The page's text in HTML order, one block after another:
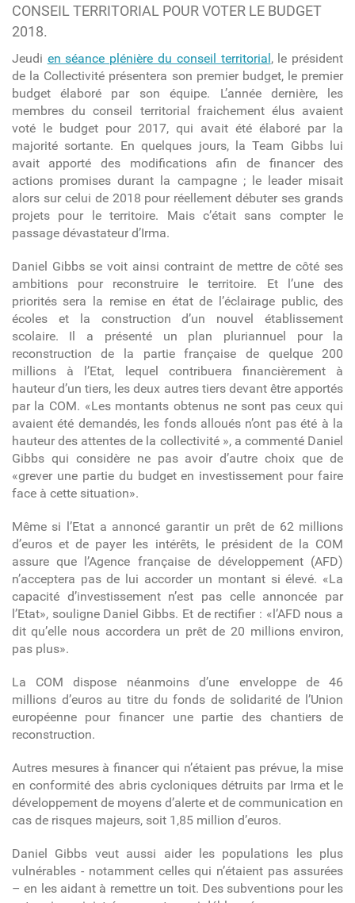
CONSEIL TERRITORIAL POUR VOTER LE BUDGET
2018.
Jeudi en séance plénière du conseil territorial , le président
de la Collectivité présentera son premier budget, le premier
budget élaboré par son équipe. L’année dernière, les
membres du conseil territorial fraichement élus avaient
voté le budget pour 2017, qui avait été élaboré par la
majorité sortante. En quelques jours, la Team Gibbs lui
avait apporté des modifications afin de financer des
actions promises durant la campagne ; le leader misait
alors sur celui de 2018 pour réellement débuter ses grands
projets pour le territoire. Mais c’était sans compter le
passage dévastateur d’Irma.
Daniel Gibbs se voit ainsi contraint de mettre de côté ses
ambitions pour reconstruire le territoire. Et l’une des
priorités sera la remise en état de l’éclairage public, des
écoles et la construction d’un nouvel établissement
scolaire. Il a présenté un plan pluriannuel pour la
reconstruction de la partie française de quelque 200
millions à l’Etat, lequel contribuera financièrement à
hauteur d’un tiers, les deux autres tiers devant être apportés
par la COM. «Les montants obtenus ne sont pas ceux qui
avaient été demandés, les fonds alloués n’ont pas été à la
hauteur des attentes de la collectivité », a commenté Daniel
Gibbs qui considère ne pas avoir d’autre choix que de
«grever une partie du budget en investissement pour faire
face à cette situation».
Même si l’Etat a annoncé garantir un prêt de 62 millions
d’euros et de payer les intérêts, le président de la COM
assure que l’Agence française de développement (AFD)
n’acceptera pas de lui accorder un montant si élevé. «La
capacité d’investissement n’est pas celle annoncée par
l’Etat», souligne Daniel Gibbs. Et de rectifier : «l’AFD nous a
dit qu’elle nous accordera un prêt de 20 millions environ,
pas plus».
La COM dispose néanmoins d’une enveloppe de 46
millions d’euros au titre du fonds de solidarité de l’Union
européenne pour financer une partie des chantiers de
reconstruction.
Autres mesures à financer qui n’étaient pas prévue, la mise
en conformité des abris cycloniques détruits par Irma et le
développement de moyens d’alerte et de communication en
cas de risques majeurs, soit 1,85 million d’euros.
Daniel Gibbs veut aussi aider les populations les plus
vulnérables - notamment celles qui n’étaient pas assurées
– en les aidant à remettre un toit. Des subventions pour les